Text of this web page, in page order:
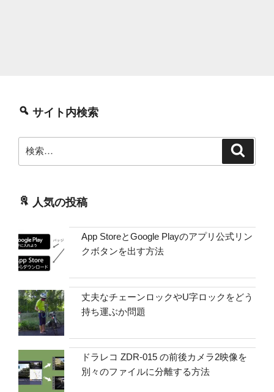
サイト内検索
索:
人気の投稿
App StoreとGoogle Playのアプリ公式リン
クボタンを出す方法
丈夫なチェーンロックやU字ロックをどう
持ち運ぶか問題
ドラレコ ZDR-015 の前後カメラ2映像を
別々のファイルに分離する方法